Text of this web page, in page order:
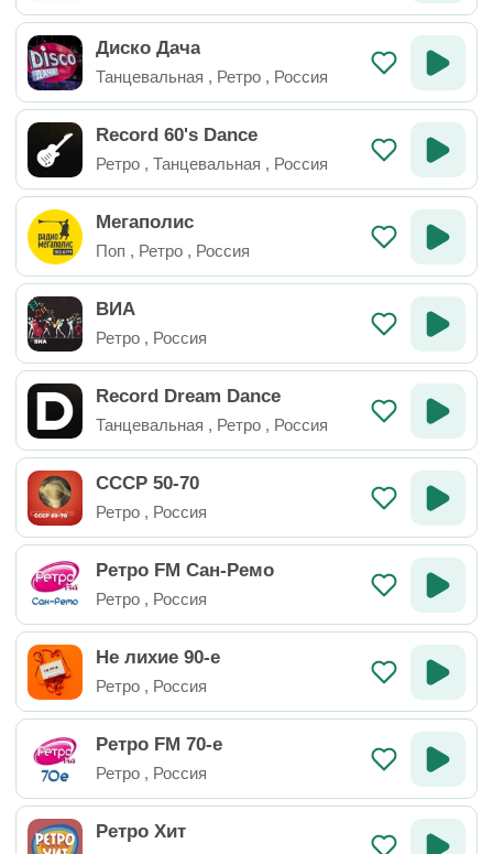
Диско Дача
Танцевальная , Ретро , Россия
Record 60's Dance
Ретро , Танцевальная , Россия
Мегаполис
Поп , Ретро , Россия
ВИА
Ретро , Россия
Record Dream Dance
Танцевальная , Ретро , Россия
СССР 50-70
Ретро , Россия
Ретро FM Сан-Ремо
Ретро , Россия
Не лихие 90-е
Ретро , Россия
Ретро FM 70-е
Ретро , Россия
Ретро Хит